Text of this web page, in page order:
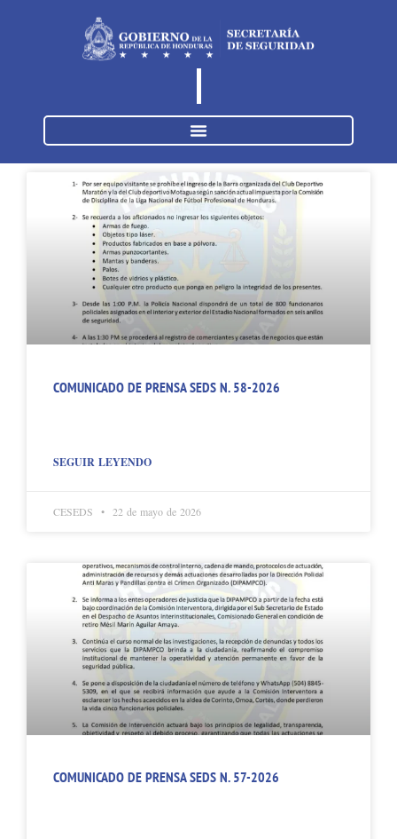
COMUNICADO DE PRENSA SEDS N. 58-2026
SEGUIR LEYENDO
CESEDS 22 de mayo de 2026
COMUNICADO DE PRENSA SEDS N. 57-2026